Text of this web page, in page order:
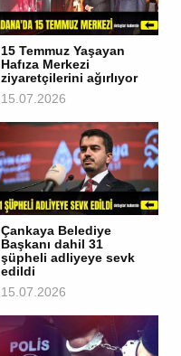
15 Temmuz Yaşayan
Hafıza Merkezi
ziyaretçilerini ağırlıyor
15.07.2026
Çankaya Belediye
Başkanı dahil 31
şüpheli adliyeye sevk
edildi
15.07.2026